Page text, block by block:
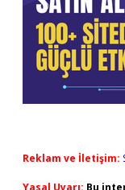
Reklam ve İletişim:
Yasal Uyarı: Bu